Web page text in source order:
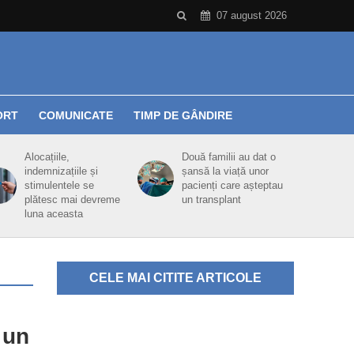
07 august 2026
COMUNICATE TIMP DE GÂNDIRE
Alocațiile,
indemnizațiile și
stimulentele se
plătesc mai devreme
luna aceasta
Două familii au dat o
șansă la viață unor
pacienți care așteptau
un transplant
CELE MAI CITITE ARTICOLE